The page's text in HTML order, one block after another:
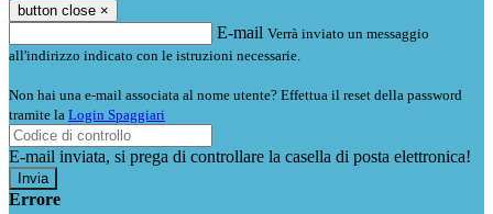
button close ×
E-mail Verrà inviato un messaggio
all'indirizzo indicato con le istruzioni necessarie.
Non hai una e-mail associata al nome utente? Effettua il reset della password
tramite la Login Spaggiari
E-mail inviata, si prega di controllare la casella di posta elettronica!
Errore